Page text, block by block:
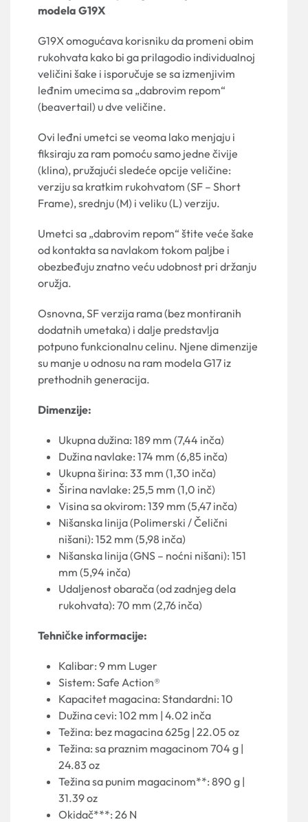
modela G19X
G19X omogućava korisniku da promeni obim
rukohvata kako bi ga prilagodio individualnoj
veličini šake i isporučuje se sa izmenjivim
leđnim umecima sa „dabrovim repom“
(beavertail) u dve veličine.
Ovi leđni umetci se veoma lako menjaju i
fiksiraju za ram pomoću samo jedne čivije
(klina), pružajući sledeće opcije veličine:
verziju sa kratkim rukohvatom (SF – Short
Frame), srednju (M) i veliku (L) verziju.
Umetci sa „dabrovim repom“ štite veće šake
od kontakta sa navlakom tokom paljbe i
obezbeđuju znatno veću udobnost pri držanju
oružja.
Osnovna, SF verzija rama (bez montiranih
dodatnih umetaka) i dalje predstavlja
potpuno funkcionalnu celinu. Njene dimenzije
su manje u odnosu na ram modela G17 iz
prethodnih generacija.
Dimenzije:
Ukupna dužina: 189 mm (7,44 inča)
Dužina navlake: 174 mm (6,85 inča)
Ukupna širina: 33 mm (1,30 inča)
Širina navlake: 25,5 mm (1,0 inč)
Visina sa okvirom: 139 mm (5,47 inča)
Nišanska linija (Polimerski / Čelični
nišani): 152 mm (5,98 inča)
Nišanska linija (GNS – noćni nišani): 151
mm (5,94 inča)
Udaljenost obarača (od zadnjeg dela
rukohvata): 70 mm (2,76 inča)
Tehničke informacije:
Kalibar: 9 mm Luger
Sistem: Safe Action®
Kapacitet magacina: Standardni: 10
Dužina cevi: 102 mm | 4.02 inča
Težina: bez magacina 625g | 22.05 oz
Težina: sa praznim magacinom 704 g |
24.83 oz
Težina sa punim magacinom**: 890 g |
31.39 oz
Okidač***: 26 N